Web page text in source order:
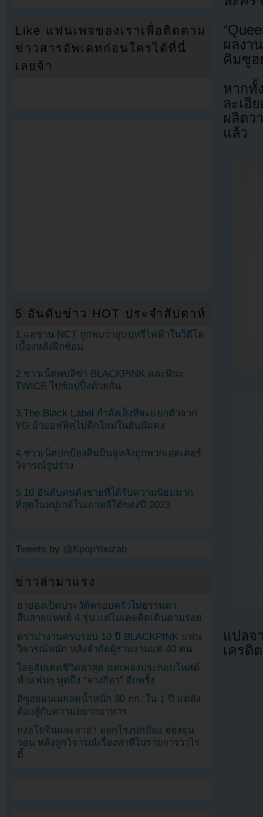
ผลงา
คิมซูฮ
หากทั้
ละเอี
ผลิตว
แล้ว
แปล
เครดิ
Like แฟนเพจของเราเพื่อติดตาม
ข่าวสารอัพเดทก่อนใครได้ที่นี่
เลยจ้า
5 อันดับข่าว HOT ประจำสัปดาห์
1.แฮชาน NCT ถูกพบว่าสูบบุหรี่ไฟฟ้าในวิดีโอ
เบื้องหลังฝึกซ้อม
2.ชาวเน็ตพบลิซ่า BLACKPINK และมินะ
TWICE ไปช้อปปิ้งด้วยกัน
3.The Black Label กำลังเล็งที่จะแยกตัวจาก
YG ย้ายอฟฟิศไปตึกใหม่ในฮันนัมดง
4.ชาวเน็ตปกป้องคิมมินจูหลังถูกพวกเฮดเตอร์
วิจารณ์รูปร่าง
5.10 อันดับคนดังชายที่ได้รับความนิยมมาก
ที่สุดในหมู่เกย์ในเกาหลีใต้ของปี 2023
Tweets by @KpopYouzab
ข่าวล่ามาแรง
ฮายองเปิดประวัติครอบครัวไม่ธรรมดา
สืบสายแพทย์ 4 รุ่น แต่ไม่เคยคิดเดินตามรอย
ดราม่างานครบรอบ 10 ปี BLACKPINK แฟน
วิจารณ์หนัก หลังจำกัดผู้ร่วมงานแค่ 40 คน
ไอยูอัปเดตชีวิตล่าสุด แต่เพลงประกอบโพสต์
ทำแฟนๆ พูดถึง “จางกีฮา” อีกครั้ง
อีซูฮยอนเผยลดน้ำหนัก 30 กก. ใน 1 ปี แต่ยัง
ต้องสู้กับความอยากอาหาร
กงฮโยจินและฮาฮ่า ออกโรงปกป้อง จองจุน
วอน หลังถูกวิจารณ์เรื่องท่าทีในรายการวาไร
ตี้